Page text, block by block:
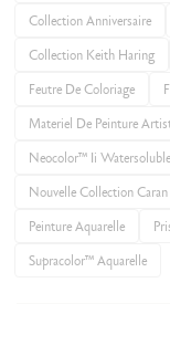
Collection Anniversaire
Collection Keith Haring
Feutre De Coloriage
Materiel De Peinture
Neocolor™ Ii Watersoluble
Nouvelle Collection
Peinture Aquarelle
Supracolor™ Aquarelle